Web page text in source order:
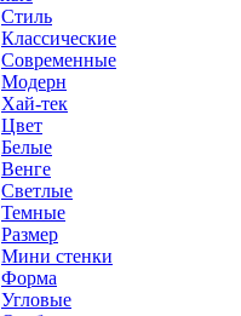
Стиль
Классические
Современные
Модерн
Хай-тек
Цвет
Белые
Венге
Светлые
Темные
Размер
Мини стенки
Форма
Угловые